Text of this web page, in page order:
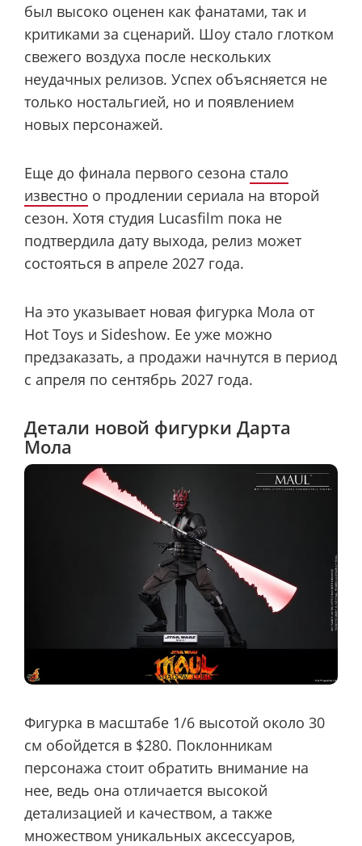
был высоко оценен как фанатами, так и
критиками за сценарий. Шоу стало глотком
свежего воздуха после нескольких
неудачных релизов. Успех объясняется не
только ностальгией, но и появлением
новых персонажей.
Еще до финала первого сезона стало
известно о продлении сериала на второй
сезон. Хотя студия Lucasfilm пока не
подтвердила дату выхода, релиз может
состояться в апреле 2027 года.
На это указывает новая фигурка Мола от
Hot Toys и Sideshow. Ее уже можно
предзаказать, а продажи начнутся в период
с апреля по сентябрь 2027 года.
Детали новой фигурки Дарта
Мола
Фигурка в масштабе 1/6 высотой около 30
см обойдется в $280. Поклонникам
персонажа стоит обратить внимание на
нее, ведь она отличается высокой
детализацией и качеством, а также
множеством уникальных аксессуаров,